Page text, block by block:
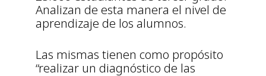
Analizan de esta manera el nivel de
aprendizaje de los alumnos.
Las mismas tienen como propósito
“realizar un diagnóstico de las